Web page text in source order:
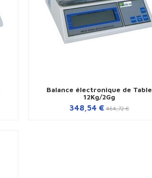
Balance électronique de Table
12Kg/2Gg
348,54 € 464,72 €